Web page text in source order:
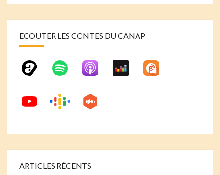
ECOUTER LES CONTES DU CANAP
ARTICLES RÉCENTS